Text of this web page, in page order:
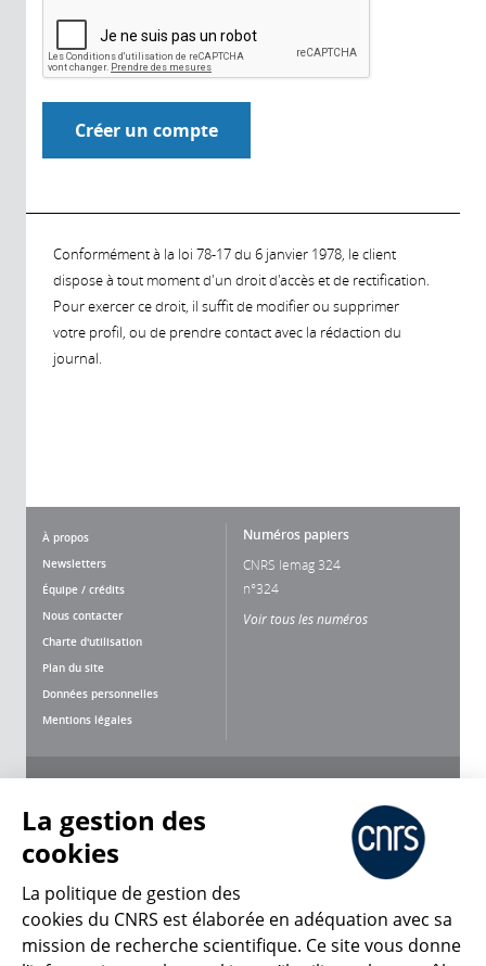
Conformément à la loi 78-17 du 6 janvier 1978, le client
dispose à tout moment d'un droit d'accès et de rectification.
Pour exercer ce droit, il suffit de modifier ou supprimer
votre profil, ou de prendre contact avec la rédaction du
journal.
À propos
Newsletters
Équipe / crédits
Nous contacter
Charte d'utilisation
Plan du site
Données personnelles
Mentions légales
Numéros papiers
CNRS lemag 324
n°324
Voir tous les numéros
CNRS Le Mag
La gestion des
cookies
La politique de gestion des
cookies du CNRS est élaborée en adéquation avec sa
mission de recherche scientifique. Ce site vous donne